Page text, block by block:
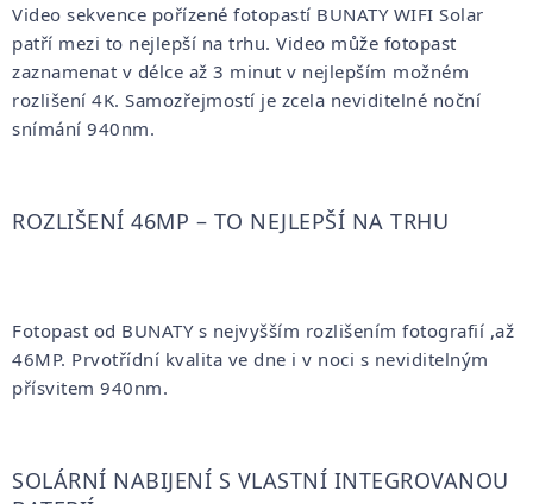
Video sekvence pořízené fotopastí BUNATY WIFI Solar
patří mezi to nejlepší na trhu. Video může fotopast
zaznamenat v délce až 3 minut v nejlepším možném
rozlišení 4K. Samozřejmostí je zcela neviditelné noční
snímání 940nm.
ROZLIŠENÍ 46MP – TO NEJLEPŠÍ NA TRHU
Fotopast od BUNATY s nejvyšším rozlišením fotografií ,až
46MP. Prvotřídní kvalita ve dne i v noci s neviditelným
přísvitem 940nm.
SOLÁRNÍ NABIJENÍ S VLASTNÍ INTEGROVANOU